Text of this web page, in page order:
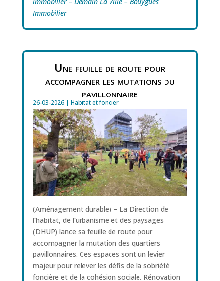
immobilier – Demain La Ville – Bouygues
Immobilier
Une feuille de route pour
accompagner les mutations du
pavillonnaire
26-03-2026| Habitat et foncier
(Aménagement durable) – La Direction de
l’habitat, de l’urbanisme et des paysages
(DHUP) lance sa feuille de route pour
accompagner la mutation des quartiers
pavillonnaires. Ces espaces sont un levier
majeur pour relever les défis de la sobriété
foncière et de la cohésion sociale. Rénovation